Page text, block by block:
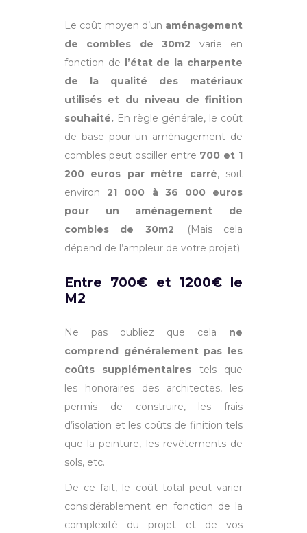
Le coût moyen d’un aménagement
de combles de 30m2 varie en
fonction de l’état de la charpente
de la qualité des matériaux
utilisés et du niveau de finition
souhaité. En règle générale, le coût
de base pour un aménagement de
combles peut osciller entre 700 et 1
200 euros par mètre carré, soit
environ 21 000 à 36 000 euros
pour un aménagement de
combles de 30m2. (Mais cela
dépend de l’ampleur de votre projet)
Entre 700€ et 1200€ le
M2
Ne pas oubliez que cela ne
comprend généralement pas les
coûts supplémentaires tels que
les honoraires des architectes, les
permis de construire, les frais
d’isolation et les coûts de finition tels
que la peinture, les revêtements de
sols, etc.
De ce fait, le coût total peut varier
considérablement en fonction de la
complexité du projet et de vos